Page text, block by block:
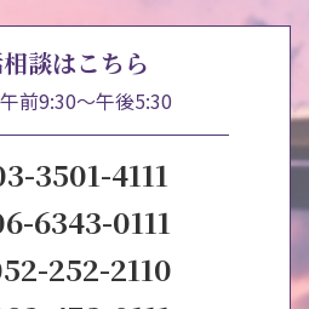
談はこちら
前9:30～午後5:30
3501-4111
6343-0111
252-2110